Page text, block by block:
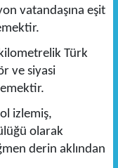
vatandaşına eşit
Türk
ve siyasi
izlemiş,
olarak
derin aklından